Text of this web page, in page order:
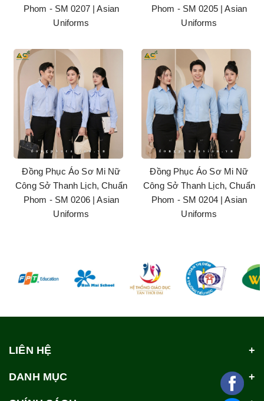
Phom - SM 0207 | Asian
Uniforms
Đồng Phục Áo Sơ Mi Nữ
Công Sở Thanh Lịch, Chuẩn
Phom - SM 0206 | Asian
Uniforms
Phom - SM 0205 | Asian
Uniforms
Đồng Phục Áo Sơ Mi Nữ
Công Sở Thanh Lịch, Chuẩn
Phom - SM 0204 | Asian
Uniforms
LIÊN HỆ
DANH MỤC